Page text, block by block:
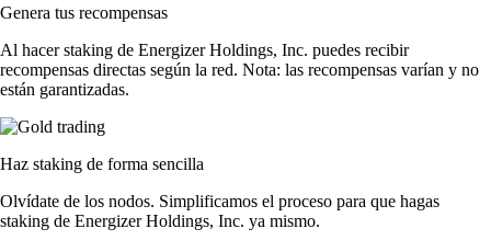
Genera tus recompensas
Al hacer staking de Energizer Holdings, Inc. puedes recibir
recompensas directas según la red. Nota: las recompensas varían y no
están garantizadas.
Haz staking de forma sencilla
Olvídate de los nodos. Simplificamos el proceso para que hagas
staking de Energizer Holdings, Inc. ya mismo.